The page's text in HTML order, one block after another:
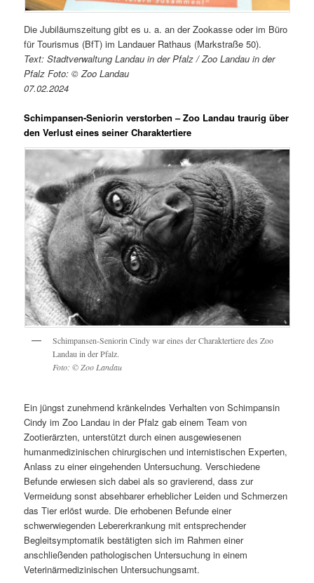
Die Jubiläumszeitung gibt es u. a. an der Zookasse oder im Büro
für Tourismus (BfT) im Landauer Rathaus (Markstraße 50).
Text: Stadtverwaltung Landau in der Pfalz / Zoo Landau in der
Pfalz Foto: © Zoo Landau
07.02.2024
Schimpansen-Seniorin verstorben – Zoo Landau traurig über
den Verlust eines seiner Charaktertiere
Schimpansen-Seniorin Cindy war eines der Charaktertiere des Zoo
Landau in der Pfalz.
Foto: © Zoo Landau
Ein jüngst zunehmend kränkelndes Verhalten von Schimpansin
Cindy im Zoo Landau in der Pfalz gab einem Team von
Zootierärzten, unterstützt durch einen ausgewiesenen
humanmedizinischen chirurgischen und internistischen Experten,
Anlass zu einer eingehenden Untersuchung. Verschiedene
Befunde erwiesen sich dabei als so gravierend, dass zur
Vermeidung sonst absehbarer erheblicher Leiden und Schmerzen
das Tier erlöst wurde. Die erhobenen Befunde einer
schwerwiegenden Lebererkrankung mit entsprechender
Begleitsymptomatik bestätigten sich im Rahmen einer
anschließenden pathologischen Untersuchung in einem
Veterinärmedizinischen Untersuchungsamt.